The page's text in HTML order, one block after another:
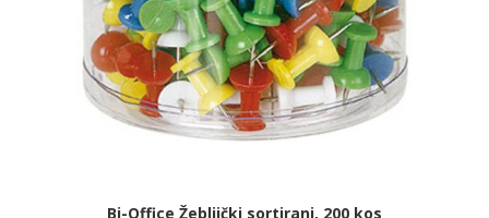
Bi-Office Žebljički sortirani, 200 kos